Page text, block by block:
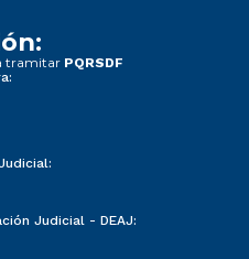
tramitar PQRSDF
Judicial - DEAJ: